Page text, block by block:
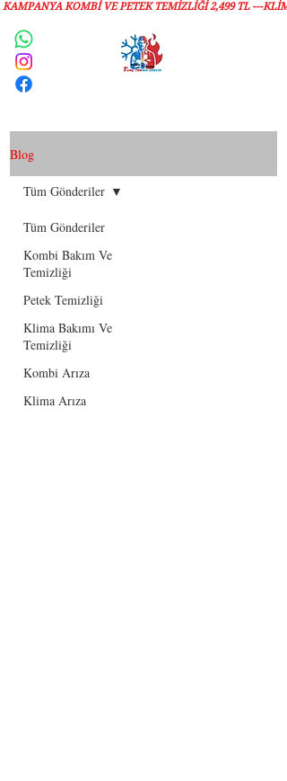
KAMPANYA KOMBİ VE PETEK TEMİZLIĞI 2,499 TL ---
Blog
Tüm Gönderiler
Kombi Bakım Ve
Temizliği
Petek Temizliği
Klima Bakımı Ve
Temizliği
Kombi Arıza
Klima Arıza
Tüm Gönderiler